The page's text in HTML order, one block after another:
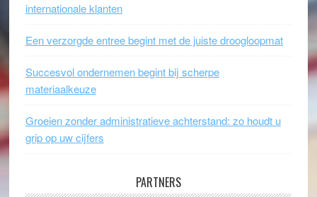
internationale klanten
Een verzorgde entree begint met de juiste droogloopmat
Succesvol ondernemen begint bij scherpe
materiaalkeuze
Groeien zonder administratieve achterstand: zo houdt u
grip op uw cijfers
PARTNERS